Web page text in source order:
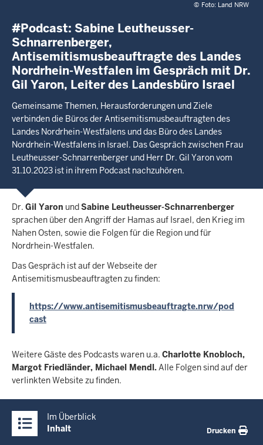
© Foto: Land NRW
#Podcast: Sabine Leutheusser-
Schnarrenberger,
Antisemitismusbeauftragte des Landes
Nordrhein-Westfalen im Gespräch mit Dr.
Gil Yaron, Leiter des Landesbüro Israel
Gemeinsame Themen, Herausforderungen und Ziele
verbinden die Büros der Antisemitismusbeauftragten des
Landes Nordrhein-Westfalens und das Büro des Landes
Nordrhein-Westfalens in Israel. Das Gespräch zwischen Frau
Leutheusser-Schnarrenberger und Herr Dr. Gil Yaron vom
31.10.2023 ist in ihrem Podcast nachzuhören.
Dr. Gil Yaron undSabine Leutheusser-Schnarrenberger
sprachen über den Angriff der Hamas auf Israel, den Krieg im
Nahen Osten, sowie die Folgen für die Region und für
Nordrhein-Westfalen.
Das Gespräch ist auf der Webseite der
Antisemitismusbeauftragten zu finden:
https://www.antisemitismusbeauftragte.nrw/pod
cast
Weitere Gäste des Podcasts waren u.a. Charlotte Knobloch,
Margot Friedländer, Michael Mendl. Alle Folgen sind auf der
verlinkten Website zu finden.
Inhalte
Im Überblick
Inhalt
Drucken